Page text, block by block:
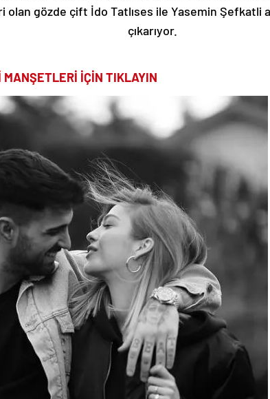
olan gözde çift İdo Tatlıses ile Yasemin Şefkatli
çıkarıyor.
MANŞETLERİ İÇİN TIKLAYIN